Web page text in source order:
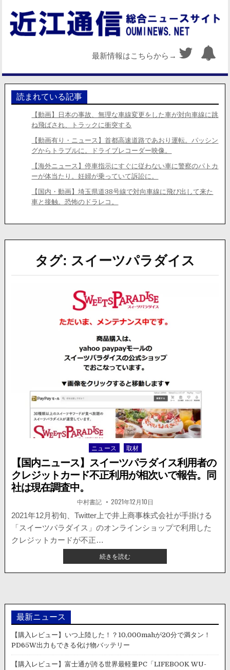
最新情報はこちらから→
読まれている記事
【動画】日本の事故、無理な車線変更をした車が対向車線に跳
ね飛ばされ、トラックに衝突する
【動画有り・ニュース】首都高速道路であおり運転。パッシン
グからトラブルに。ドライブレコーダー映像。
【海外ニュース】停車指示にすぐに従わない車に警察のパトカ
ーが体当たり。妊婦が乗っていて訴訟に。
【国内・動画】埼玉県道38号線で対向車線に飛び出して来た
車と接触。恐怖のドラレコ。
タグ: スイーツパラダイス
Posted
in
ニュース 取材
【国内ニュース】スイーツパラダイス利用者の
クレジットカード不正利用が相次いで報告。同
社は現在調査中。
著
者:
中村書記 掲
載
日：
2021年12月10日
2021年12月初旬、Twitter上で井上商事株式会社が手掛ける
「スイーツパラダイス」のオンラインショップで利用した
クレジットカードが不正…
続きを読む【国
内
ニ
ス】
イ
ー
パ
ラ
最新ニュース
【購入レビュー】いつ上陸した！？10,000mahが20分で満タン！
PD65W出力もできる化け物バッテリー
【購入レビュー】富士通が誇る世界最軽量PC「LIFEBOOK WU-